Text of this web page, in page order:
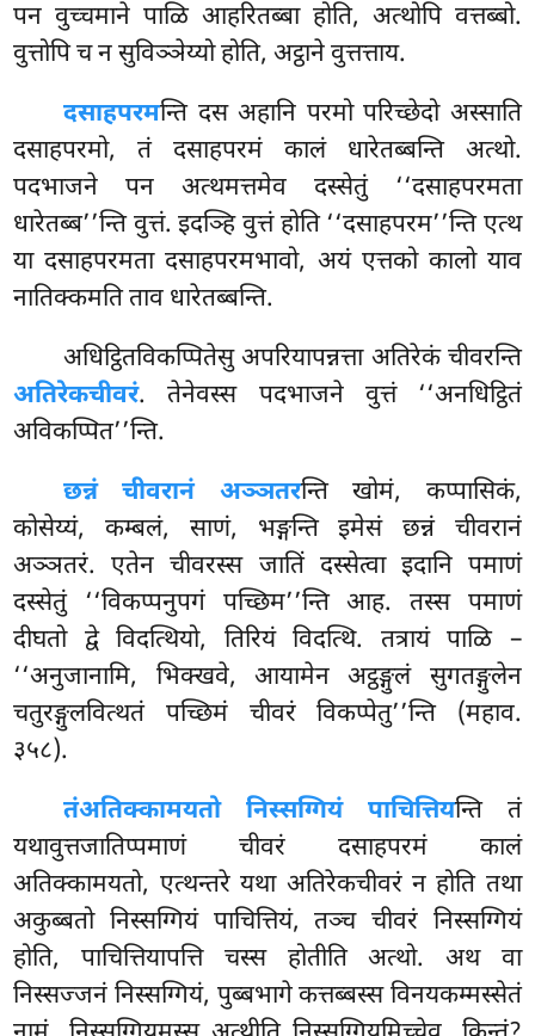
पन वुच्चमाने पाळि आहरितब्बा होति, अत्थोपि वत्तब्बो.
वुत्तोपि च न सुविञ्ञेय्यो होति, अट्ठाने वुत्तत्ताय.
दसाहपरमन्ति दस अहानि परमो परिच्छेदो अस्साति
दसाहपरमो, तं दसाहपरमं कालं धारेतब्बन्ति अत्थो.
पदभाजनेपन अत्थमत्तमेव दस्सेतुं ‘‘दसाहपरमता
धारेतब्ब’’न्ति वुत्तं. इदञ्हि वुत्तं होति ‘‘दसाहपरम’’न्ति एत्थ
या दसाहपरमता दसाहपरमभावो, अयं एत्तको कालो याव
नातिक्कमति ताव धारेतब्बन्ति.
अधिट्ठितविकप्पितेसु अपरियापन्नत्ता अतिरेकं चीवरन्ति
अतिरेकचीवरं. तेनेवस्स पदभाजने वुत्तं ‘‘अनधिट्ठितं
अविकप्पित’’न्ति.
छन्नं चीवरानं अञ्ञतरन्ति खोमं, कप्पासिकं,
कोसेय्यं, कम्बलं, साणं, भङ्गन्ति इमेसं छन्नं चीवरानं
अञ्ञतरं. एतेन चीवरस्स जातिं दस्सेत्वा इदानि पमाणं
दस्सेतुं ‘‘विकप्पनुपगं पच्छिम’’न्ति आह. तस्स पमाणं
दीघतो द्वे विदत्थियो, तिरियं विदत्थि. तत्रायं पाळि –
‘‘अनुजानामि, भिक्खवे, आयामेन अट्ठङ्गुलं सुगतङ्गुलेन
चतुरङ्गुलवित्थतं पच्छिमं चीवरं विकप्पेतु’’न्ति (महाव.
३५८).
तंअतिक्कामयतो निस्सग्गियं पाचित्तियन्ति तं
यथावुत्तजातिप्पमाणं चीवरं दसाहपरमं कालं
अतिक्कामयतो, एत्थन्तरे यथा अतिरेकचीवरं न होति तथा
अकुब्बतो निस्सग्गियं पाचित्तियं, तञ्च चीवरं निस्सग्गियं
होति, पाचित्तियापत्ति चस्स होतीति अत्थो. अथ वा
निस्सज्जनं निस्सग्गियं, पुब्बभागे कत्तब्बस्स विनयकम्मस्सेतं